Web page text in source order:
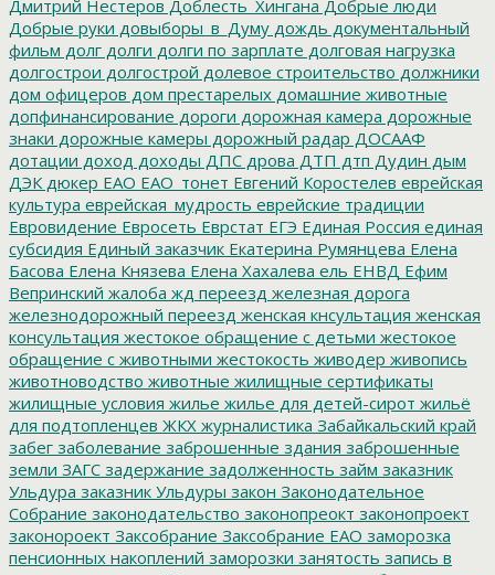
Дмитрий Нестеров Доблесть_Хингана Добрые люди
Добрые руки довыборы_в_Думу дождь документальный
фильм долг долги долги по зарплате долговая нагрузка
долгострои долгострой долевое строительство должники
дом офицеров дом престарелых домашние животные
допфинансирование дороги дорожная камера дорожные
знаки дорожные камеры дорожный радар ДОСААФ
дотации доход доходы ДПС дрова ДТП дтп Дудин дым
ДЭК дюкер ЕАО ЕАО_тонет Евгений Коростелев еврейская
культура еврейская_мудрость еврейские традиции
Евровидение Евросеть Еврстат ЕГЭ Единая Россия единая
субсидия Единый заказчик Екатерина Румянцева Елена
Басова Елена Князева Елена Хахалева ель ЕНВД Ефим
Вепринский жалоба жд переезд железная дорога
железнодорожный переезд женская кнсультация женская
консультация жестокое обращение с детьми жестокое
обращение с животными жестокость живодер живопись
животноводство животные жилищные сертификаты
жилищные условия жилье жилье для детей-сирот жильё
для подтопленцев ЖКХ журналистика Забайкальский край
забег заболевание заброшенные здания заброшенные
земли ЗАГС задержание задолженность займ заказник
Ульдура заказник Ульдуры закон Законодательное
Собрание законодательство законопреокт законопроект
законороект Заксобрание Заксобрание ЕАО заморозка
пенсионных накоплений заморозки занятость запись в